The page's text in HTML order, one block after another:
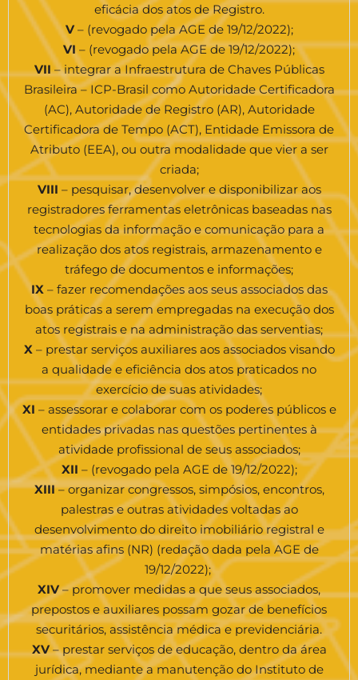
eficácia dos atos de Registro.
V– (revogado pela AGE de 19/12/2022);
VI– (revogado pela AGE de 19/12/2022);
VII– integrar a Infraestrutura de Chaves Públicas
Brasileira – ICP-Brasil como Autoridade Certificadora
(AC), Autoridade de Registro (AR), Autoridade
Certificadora de Tempo (ACT), Entidade Emissora de
Atributo (EEA), ou outra modalidade que vier a ser
criada;
VIII – pesquisar, desenvolver e disponibilizar aos
registradores ferramentas eletrônicas baseadas nas
tecnologias da informação e comunicação para a
realização dos atos registrais, armazenamento e
tráfego de documentos e informações;
IX– fazer recomendações aos seus associados das
boas práticas a serem empregadas na execução dos
atos registrais e na administração das serventias;
X– prestar serviços auxiliares aos associados visando
a qualidade e eficiência dos atos praticados no
exercício de suas atividades;
XI – assessorar e colaborar com os poderes públicos e
entidades privadas nas questões pertinentes à
atividade profissional de seus associados;
XII – (revogado pela AGE de 19/12/2022);
XIII– organizar congressos, simpósios, encontros,
palestras e outras atividades voltadas ao
desenvolvimento do direito imobiliário registral e
matérias afins (NR) (redação dada pela AGE de
19/12/2022);
XIV– promover medidas a que seus associados,
prepostos e auxiliares possam gozar de benefícios
securitários, assistência médica e previdenciária.
XV– prestar serviços de educação, dentro da área
jurídica, mediante a manutenção do Instituto de